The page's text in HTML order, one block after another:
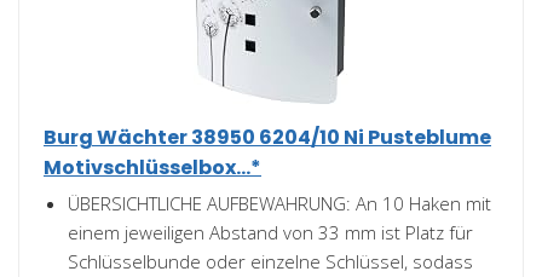
Burg Wächter 38950 6204/10 Ni Pusteblume
Motivschlüsselbox...*
ÜBERSICHTLICHE AUFBEWAHRUNG: An 10 Haken mit
einem jeweiligen Abstand von 33 mm ist Platz für
Schlüsselbunde oder einzelne Schlüssel, sodass